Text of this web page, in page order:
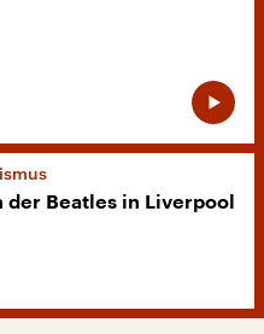
der Beatles in Liverpool